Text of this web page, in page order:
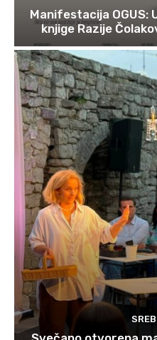
Manifestacija OGUS:
knjige Razije